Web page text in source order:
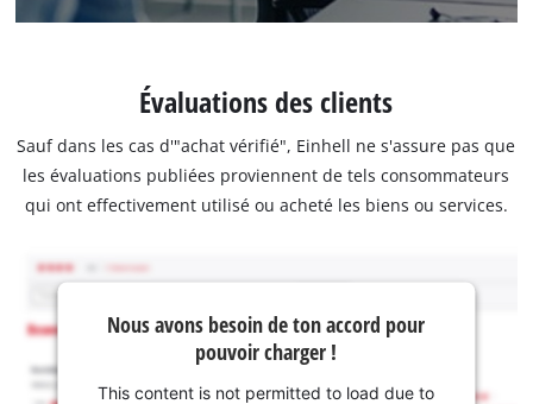
Évaluations des clients
Sauf dans les cas d'"achat vérifié", Einhell ne s'assure pas que
les évaluations publiées proviennent de tels consommateurs
qui ont effectivement utilisé ou acheté les biens ou services.
Nous avons besoin de ton accord pour
pouvoir charger !
This content is not permitted to load due to